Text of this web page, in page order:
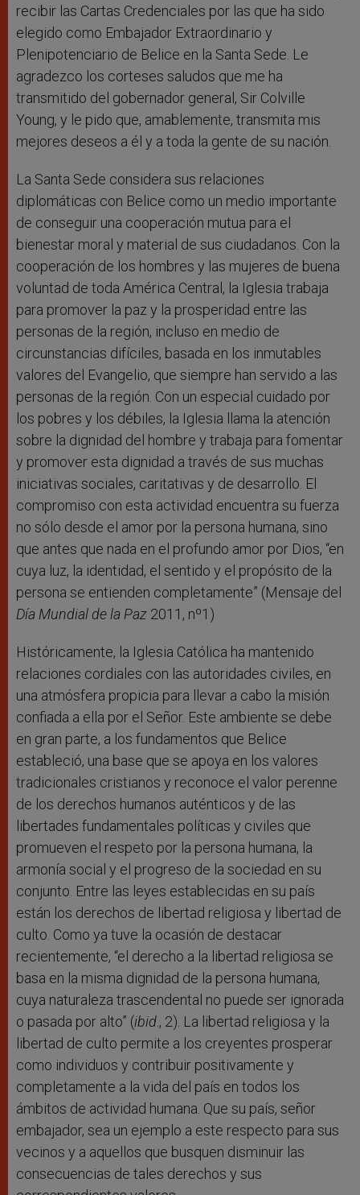
recibir las Cartas Credenciales por las que ha sido
elegido como Embajador Extraordinario y
Plenipotenciario de Belice en la Santa Sede. Le
agradezco los corteses saludos que me ha
transmitido del gobernador general, Sir Colville
Young, y le pido que, amablemente, transmita mis
mejores deseos a él y a toda la gente de su nación.
La Santa Sede considera sus relaciones
diplomáticas con Belice como un medio importante
de conseguir una cooperación mutua para el
bienestar moral y material de sus ciudadanos. Con la
cooperación de los hombres y las mujeres de buena
voluntad de toda América Central, la Iglesia trabaja
para promover la paz y la prosperidad entre las
personas de la región, incluso en medio de
circunstancias difíciles, basada en los inmutables
valores del Evangelio, que siempre han servido a las
personas de la región. Con un especial cuidado por
los pobres y los débiles, la Iglesia llama la atención
sobre la dignidad del hombre y trabaja para fomentar
y promover esta dignidad a través de sus muchas
iniciativas sociales, caritativas y de desarrollo. El
compromiso con esta actividad encuentra su fuerza
no sólo desde el amor por la persona humana, sino
que antes que nada en el profundo amor por Dios, “en
cuya luz, la identidad, el sentido y el propósito de la
persona se entienden completamente” (Mensaje del
Día Mundial de la Paz 2011, nº1)
Históricamente, la Iglesia Católica ha mantenido
relaciones cordiales con las autoridades civiles, en
una atmósfera propicia para llevar a cabo la misión
confiada a ella por el Señor. Este ambiente se debe
en gran parte, a los fundamentos que Belice
estableció, una base que se apoya en los valores
tradicionales cristianos y reconoce el valor perenne
de los derechos humanos auténticos y de las
libertades fundamentales políticas y civiles que
promueven el respeto por la persona humana, la
armonía social y el progreso de la sociedad en su
conjunto. Entre las leyes establecidas en su país
están los derechos de libertad religiosa y libertad de
culto. Como ya tuve la ocasión de destacar
recientemente, “el derecho a la libertad religiosa se
basa en la misma dignidad de la persona humana,
cuya naturaleza trascendental no puede ser ignorada
o pasada por alto” (ibid., 2). La libertad religiosa y la
libertad de culto permite a los creyentes prosperar
como individuos y contribuir positivamente y
completamente a la vida del país en todos los
ámbitos de actividad humana. Que su país, señor
embajador, sea un ejemplo a este respecto para sus
vecinos y a aquellos que busquen disminuir las
consecuencias de tales derechos y sus